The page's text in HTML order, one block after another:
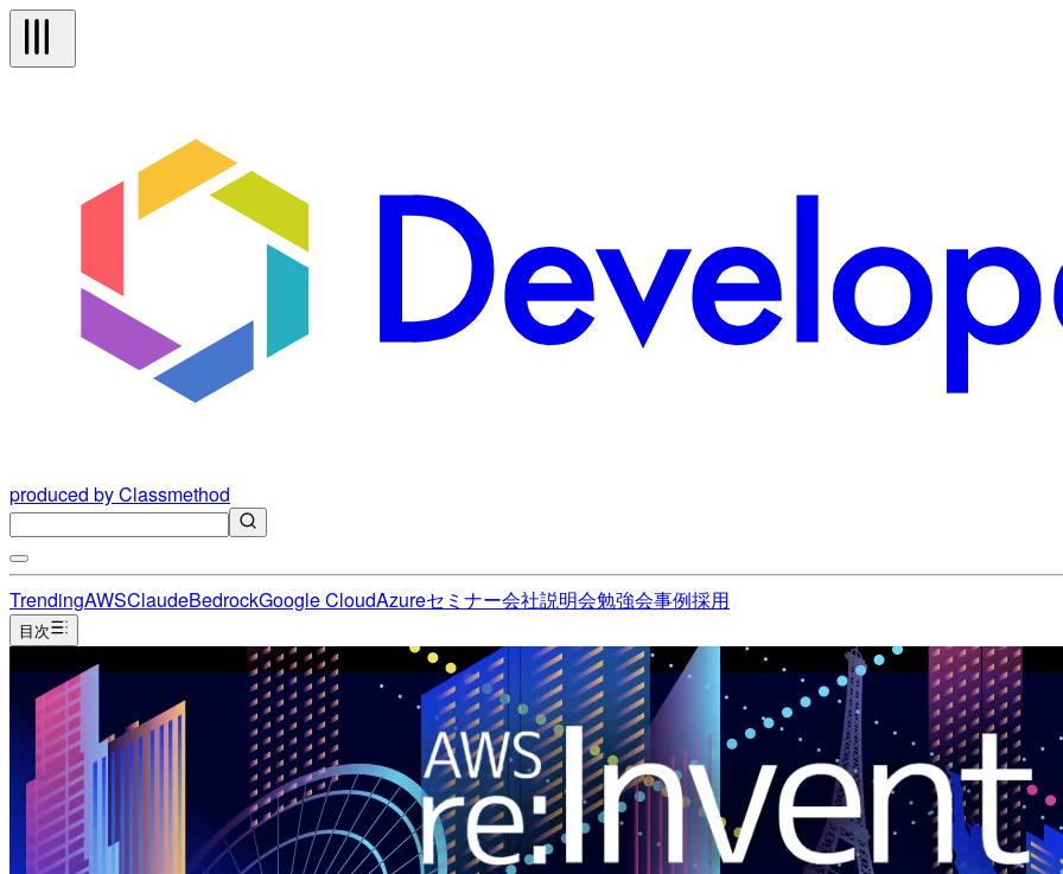
produced by Classmethod
TrendingAWSClaudeBedrockGoogle CloudAzureセミナー会社説明会勉強会事例採用
目次